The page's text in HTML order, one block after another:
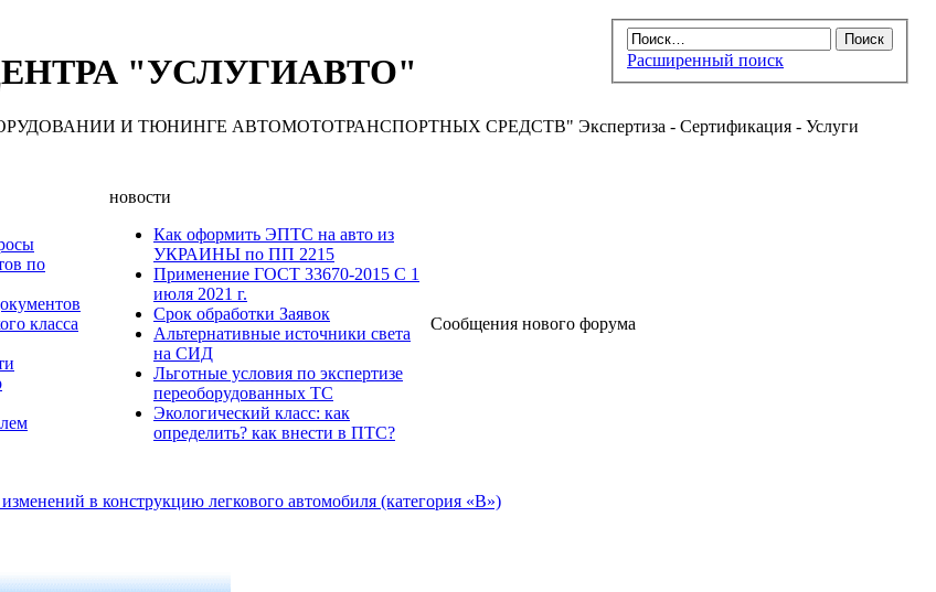
Расширенный поиск
"УСЛУГИАВТО"
И ТЮНИНГЕ АВТОМОТОТРАНСПОРТНЫХ СРЕДСТВ" Экспертиза - Сертификация - Услуги
по
класса
новости
Как оформить ЭПТС на авто из
УКРАИНЫ по ПП 2215
Применение ГОСТ 33670-2015 С 1
июля 2021 г.
Срок обработки Заявок
Альтернативные источники света
на СИД
Льготные условия по экспертизе
переоборудованных ТС
Экологический класс: как
определить? как внести в ПТС?
Сообщения нового форума
в конструкцию легкового автомобиля (категория «В»)